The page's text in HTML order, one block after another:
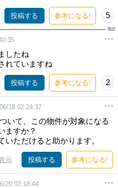
投稿する 参考になる! 5
したね
れていますね
投稿する 参考になる! 2
18 02:24:37
いて、この物件が対象になる
ますか？
ただけると助かります。
示 投稿する 参考になる!
20 02:18:44